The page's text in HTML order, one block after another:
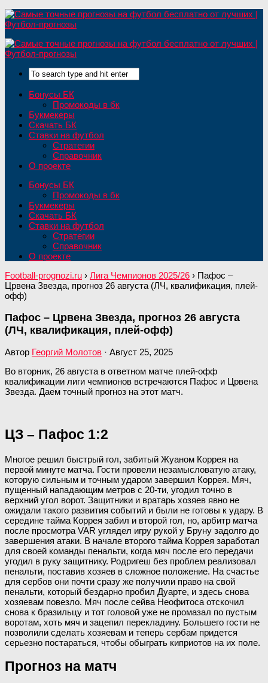
Бонусы БК
Промокоды в бк
Букмекеры
Скачать БК
Ставки на футбол
Стратегии
Справочник
О проекте
Бонусы БК
Промокоды в бк
Букмекеры
Скачать БК
Ставки на футбол
Стратегии
Справочник
О проекте
Football-prognozi.ru › Лига Чемпионов 2025/26 › Пафос –
Црвена Звезда, прогноз 26 августа (ЛЧ, квалификация, плей-
офф)
Пафос – Црвена Звезда, прогноз 26 августа
(ЛЧ, квалификация, плей-офф)
Автор Георгий Молотов · Август 25, 2025
Во вторник, 26 августа в ответном матче плей-офф
квалификации лиги чемпионов встречаются Пафос и Црвена
Звезда. Даем точный прогноз на этот матч.
ЦЗ – Пафос 1:2
Многое решил быстрый гол, забитый Жуаном Коррея на
первой минуте матча. Гости провели незамысловатую атаку,
которую сильным и точным ударом завершил Коррея. Мяч,
пущенный нападающим метров с 20-ти, угодил точно в
верхний угол ворот. Защитники и вратарь хозяев явно не
ожидали такого развития событий и были не готовы к удару. В
середине тайма Коррея забил и второй гол, но, арбитр матча
после просмотра VAR углядел игру рукой у Бруну задолго до
завершения атаки. В начале второго тайма Коррея заработал
для своей команды пенальти, когда мяч после его передачи
угодил в руку защитнику. Родригеш без проблем реализовал
пенальти, поставив хозяев в сложное положение. На счастье
для сербов они почти сразу же получили право на свой
пенальти, который бездарно пробил Дуарте, и здесь снова
хозяевам повезло. Мяч после сейва Неофитоса отскочил
снова к бразильцу и тот головой уже не промазал по пустым
воротам, хоть мяч и зацепил перекладину. Большего гости не
позволили сделать хозяевам и теперь сербам придется
серьезно постараться, чтобы обыграть киприотов на их поле.
Прогноз на матч